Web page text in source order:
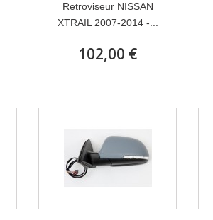
Retroviseur NISSAN
XTRAIL 2007-2014 -...
102,00 €